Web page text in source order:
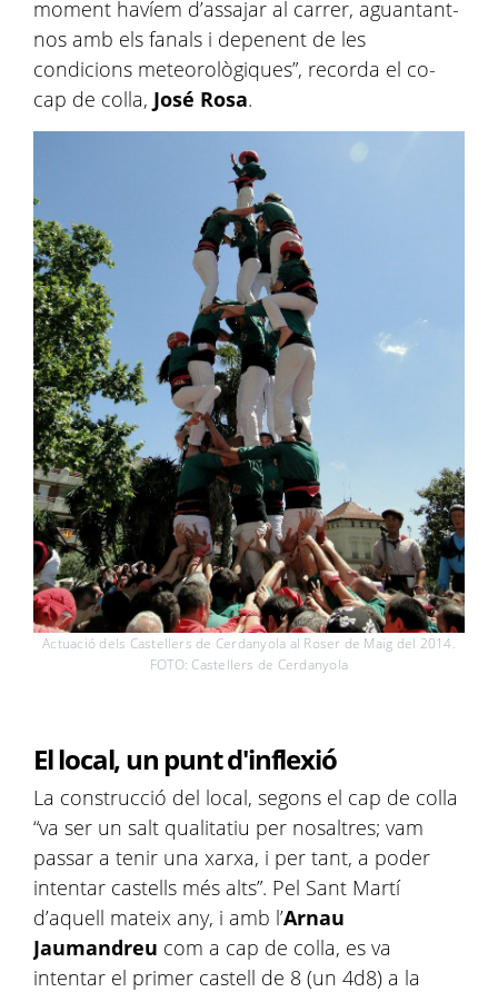
moment havíem d’assajar al carrer, aguantant-
nos amb els fanals i depenent de les
condicions meteorològiques”, recorda el co-
cap de colla, José Rosa.
Actuació dels Castellers de Cerdanyola al Roser de Maig del 2014.
FOTO: Castellers de Cerdanyola
El local, un punt d'inflexió
La construcció del local, segons el cap de colla
“va ser un salt qualitatiu per nosaltres; vam
passar a tenir una xarxa, i per tant, a poder
intentar castells més alts”. Pel Sant Martí
d’aquell mateix any, i amb l’Arnau
Jaumandreu com a cap de colla, es va
intentar el primer castell de 8 (un 4d8) a la